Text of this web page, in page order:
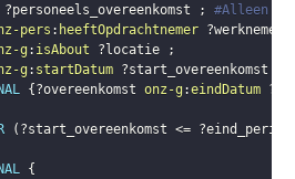
?personeels_overeenkomst ;
#Alleen
pers : heeftOpdrachtnemer ?werknemer
g : isAbout ?locatie
;
g : startDatum ?start_overeenkomst
{ ?overeenkomst onz-g :eindDatum
( ?start_overeenkomst <=
{